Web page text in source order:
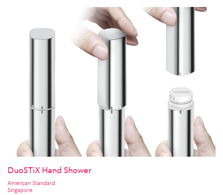
DuoSTiX Hand Shower
American Standard
Singapore